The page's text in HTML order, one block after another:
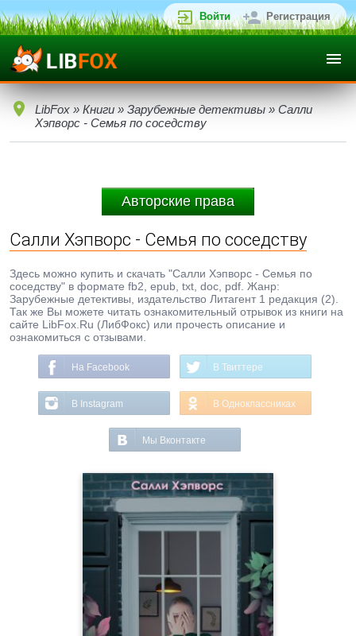
Войти Регистрация
LibFox » Книги » Зарубежные детективы » Салли
Хэпворс - Семья по соседству
Авторские права
Салли Хэпворс - Семья по соседству
Здесь можно купить и скачать "Салли Хэпворс - Семья по
соседству" в формате fb2, epub, txt, doc, pdf. Жанр:
Зарубежные детективы, издательство Литагент 1 редакция (2).
Так же Вы можете читать ознакомительный отрывок из книги на
сайте LibFox.Ru (ЛибФокс) или прочесть описание и
ознакомиться с отзывами.
На Facebook В Твиттере
В Instagram В Одноклассниках
Мы Вконтакте